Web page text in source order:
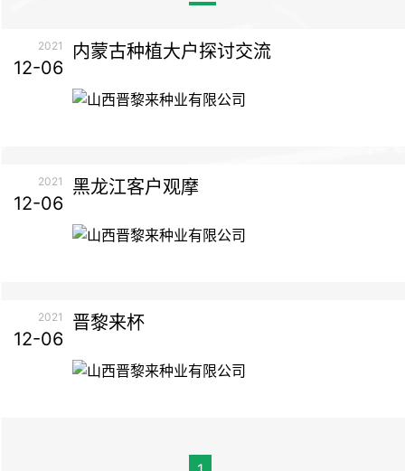
2021
12-06
内蒙古种植大户探讨交流
2021
12-06
黑龙江客户观摩
2021
12-06
晋黎来杯